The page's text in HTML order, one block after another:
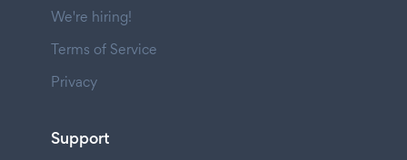
We're hiring!
Terms of Service
Privacy
Support